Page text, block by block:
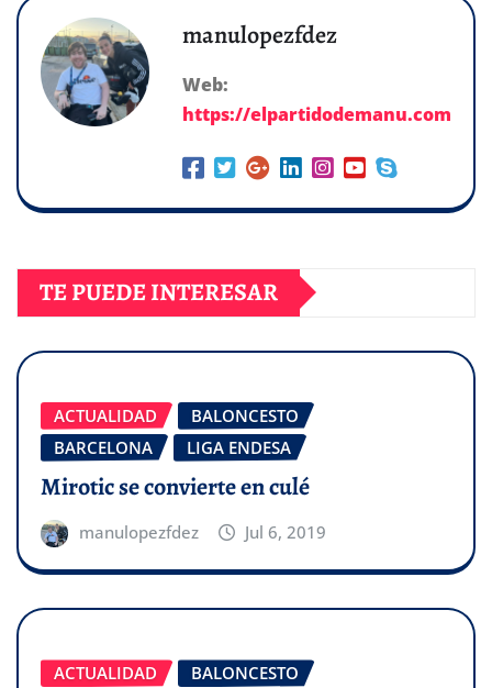
manulopezfdez
Web:
https://elpartidodemanu.com
TE PUEDE INTERESAR
ACTUALIDAD
BALONCESTO
BARCELONA
LIGA ENDESA
Mirotic se convierte en culé
manulopezfdez Jul 6, 2019
ACTUALIDAD
BALONCESTO